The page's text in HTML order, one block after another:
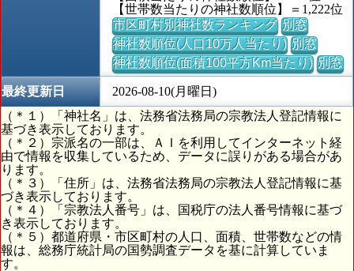
【世帯数当たりの神社数順位】＝1,222位
市区町村別神社数ランキング 別窓
神社数順位(人口10万人当たり) 別窓
神社数順位(面積100平方Km当たり) 別窓
最終更新日
2026-08-10(月曜日)
（＊１）「神社名」は、法務省法務局の宗教法人登記情報に
基づき表示しております。
（＊２）宗派名の一部は、ＡＩを利用してインターネット経
由で情報を収集しているため、データに誤りがある場合があ
ります。
（＊３）「住所」は、法務省法務局の宗教法人登記情報に基
づき表示しております。
（＊４）「宗教法人番号」は、国税庁の法人番号情報に基づ
き表示しております。
（＊５）都道府県・市区町村の人口、面積、世帯数などの情
報は、総務庁統計局の国勢調査データを基に計算していま
す。